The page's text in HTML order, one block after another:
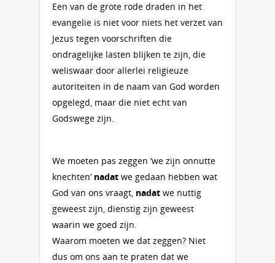
Een van de grote rode draden in het
evangelie is niet voor niets het verzet van
Jezus tegen voorschriften die
ondragelijke lasten blijken te zijn, die
weliswaar door allerlei religieuze
autoriteiten in de naam van God worden
opgelegd, maar die niet echt van
Godswege zijn.
We moeten pas zeggen ‘we zijn onnutte
knechten’ nadat we gedaan hebben wat
God van ons vraagt, nadat we nuttig
geweest zijn, dienstig zijn geweest
waarin we goed zijn.
Waarom moeten we dat zeggen? Niet
dus om ons aan te praten dat we